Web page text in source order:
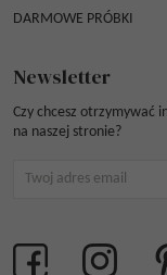
DARMOWE PRÓBKI
Newsletter
Czy chcesz otrzymywać
na naszej stronie?